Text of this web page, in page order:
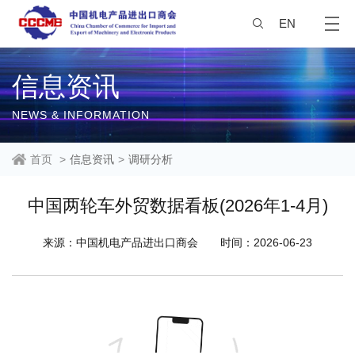
EN
信息资讯
NEWS & INFORMATION
首页 > 信息资讯 > 调研分析
中国两轮车外贸数据看板(2026年1-4月)
来源：中国机电产品进出口商会 时间：2026-06-23